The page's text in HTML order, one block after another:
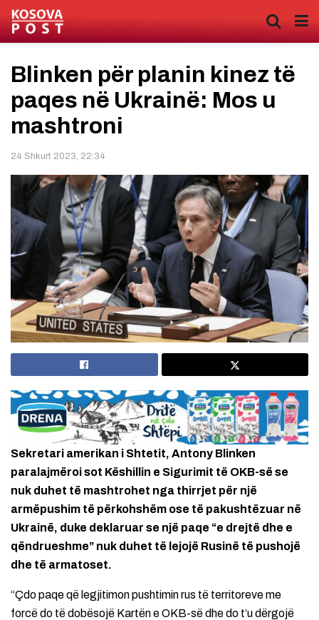
Blinken për planin kinez të
paqes në Ukrainë: Mos u
mashtroni
24 Shkurt 2023, 22:34
Sekretari amerikan i Shtetit, Antony Blinken
paralajmëroi sot Këshillin e Sigurimit të OKB-së se
nuk duhet të mashtrohet nga thirrjet për një
armëpushim të përkohshëm ose të pakushtëzuar në
Ukrainë, duke deklaruar se një paqe “e drejtë dhe e
qëndrueshme” nuk duhet të lejojë Rusinë të pushojë
dhe të armatoset.
“Çdo paqe që legjitimon pushtimin rus të territoreve me
forcë do të dobësojë Kartën e OKB-së dhe do t’u dërgojë